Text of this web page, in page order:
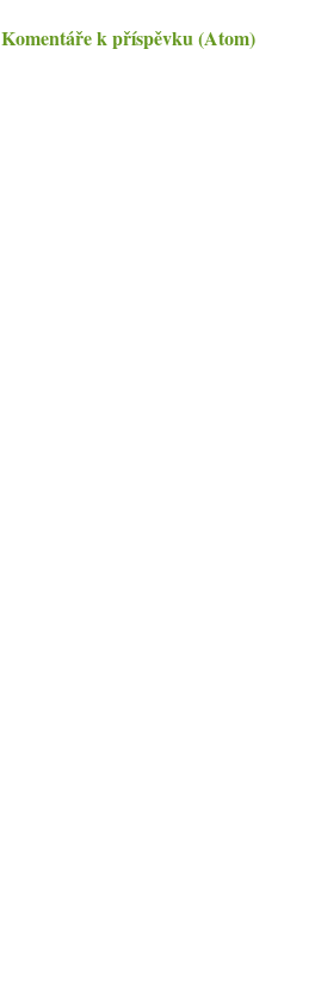
Komentáře k příspěvku (Atom)